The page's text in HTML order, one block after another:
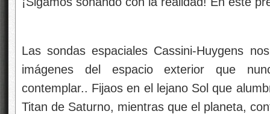
Las sondas espaciales Cassini-Huygens
imágenes del espacio exterior que
contemplar.. Fijaos en el lejano Sol que
Titan de Saturno, mientras que el planeta,